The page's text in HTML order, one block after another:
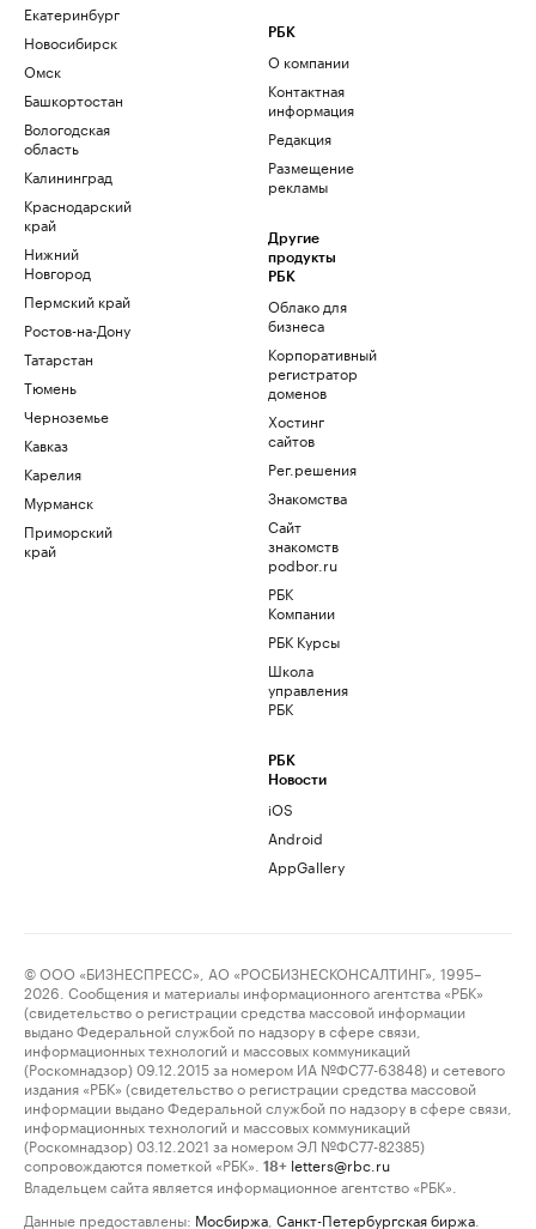
Екатеринбург
Новосибирск
Омск
Башкортостан
Вологодская
область
Калининград
Краснодарский
край
Нижний
Новгород
Пермский край
Ростов-на-Дону
Татарстан
Тюмень
Черноземье
Кавказ
Карелия
Мурманск
Приморский
край
РБК
О компании
Контактная
информация
Редакция
Размещение
рекламы
Другие
продукты
РБК
Облако для
бизнеса
Корпоративный
регистратор
доменов
Хостинг
сайтов
Рег.решения
Знакомства
Сайт
знакомств
podbor.ru
РБК
Компании
РБК Курсы
Школа
управления
РБК
РБК
Новости
iOS
Android
AppGallery
© ООО «БИЗНЕСПРЕСС», АО «РОСБИЗНЕСКОНСАЛТИНГ», 1995–
2026. Сообщения и материалы информационного агентства «РБК»
(свидетельство о регистрации средства массовой информации
выдано Федеральной службой по надзору в сфере связи,
информационных технологий и массовых коммуникаций
(Роскомнадзор) 09.12.2015 за номером ИА №ФС77-63848) и сетевого
издания «РБК» (свидетельство о регистрации средства массовой
информации выдано Федеральной службой по надзору в сфере связи,
информационных технологий и массовых коммуникаций
(Роскомнадзор) 03.12.2021 за номером ЭЛ №ФС77-82385)
сопровождаются пометкой «РБК».
18+ letters@rbc.ru
Владельцем сайта является информационное агентство «РБК».
Данные предоставлены: Мосбиржа Санкт-Петербургская биржа